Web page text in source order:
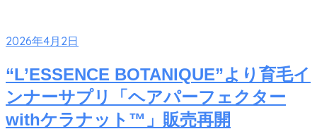
2026年4月2日
“L’ESSENCE BOTANIQUE”より育毛イ
ンナーサプリ「ヘアパーフェクター
withケラナット™」販売再開